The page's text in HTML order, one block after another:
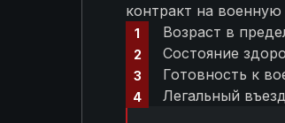
контракт на
Возраст в
Состояние
Готовность к
Легальный